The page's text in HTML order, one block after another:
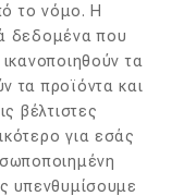
το νόμο. Η
δεδομένα που
τα
τα προϊόντα και
βέλτιστες
για εσάς
υπενθυμίσουμε